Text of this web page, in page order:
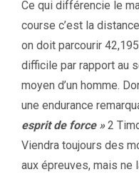
Ce qui différencie le
course c’est la
on doit parcourir
difficile par rapport au
moyen d’un homme.
une endurance
esprit de force »2
Viendra toujours des
aux épreuves, mais ne